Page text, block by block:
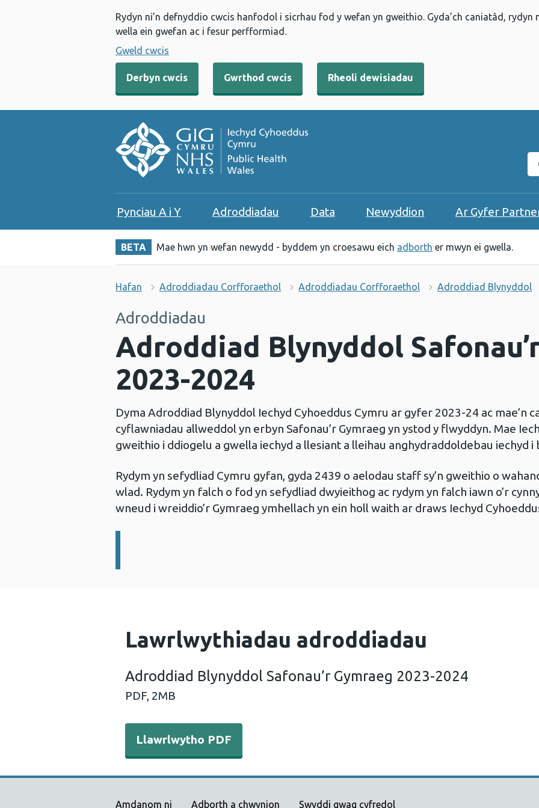
Rydyn ni’n defnyddio cwcis hanfodol i sicrhau fod y wefan yn gweithio. Gyda’ch caniatâd,
wella ein gwefan ac i fesur perfformiad.
Gweld cwcis
Derbyn cwcis Gwrthod cwcis Rheoli dewisiadau
Pynciau A i Y Adroddiadau Data Newyddion Ar Gyfer
BETA Mae hwn yn wefan newydd - byddem yn croesawu eich adborth er mwyn ei gwella.
Hafan Adroddiadau Corfforaethol Adroddiadau Corfforaethol Adroddiad Blynyddol
Adroddiadau
Adroddiad Blynyddol
2023-2024
Dyma Adroddiad Blynyddol Iechyd Cyhoeddus Cymru ar gyfer 2023-24 ac mae’n
cyflawniadau allweddol yn erbyn Safonau’r Gymraeg yn ystod y flwyddyn. Mae
gweithio i ddiogelu a gwella iechyd a llesiant a lleihau anghydraddoldebau iechyd i
Rydym yn sefydliad Cymru gyfan, gyda 2439 o aelodau staff sy’n gweithio o
wlad. Rydym yn falch o fod yn sefydliad dwyieithog ac rydym yn falch iawn o’r
wneud i wreiddio’r Gymraeg ymhellach yn ein holl waith ar draws Iechyd
Lawrlwythiadau adroddiadau
Adroddiad Blynyddol Safonau’r Gymraeg 2023-2024
PDF, 2MB
Llawrlwytho PDF - Adroddiad Blynyddol Safonau’r Gymraeg 2023-2024 (2 MB)
Llawrlwytho PDF
Amdanom ni Adborth a chwynion Swyddi gwag cyfredol